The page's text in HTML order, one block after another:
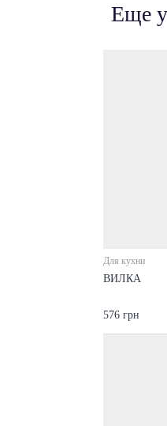
Еще
Для кухни
ВИЛКА
576 грн